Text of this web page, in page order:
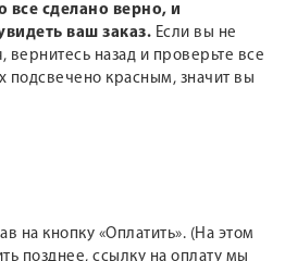
все сделано верно, и
ваш заказ. Если вы не
вернитесь назад и проверьте все
подсвечено красным, значит вы
на кнопку «Оплатить». (На этом
позднее, ссылку на оплату мы